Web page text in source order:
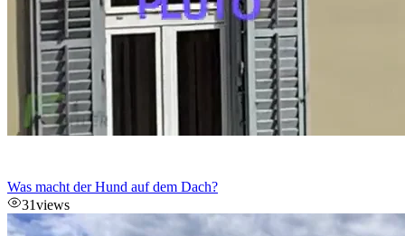
Was macht der Hund auf dem Dach?
31views